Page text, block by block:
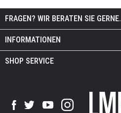
FRAGEN? WIR BERATEN SIE GERNE.
INFORMATIONEN
SHOP SERVICE